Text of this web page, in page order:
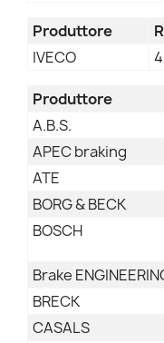
Produttore
IVECO
Produttore
A.B.S.
APEC braking
ATE
BORG & BECK
BOSCH
Brake
BRECK
CASALS